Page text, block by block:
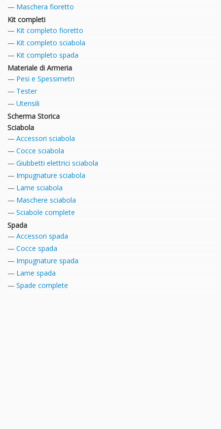
Maschera fioretto
Kit completi
Kit completo fioretto
Kit completo sciabola
Kit completo spada
Materiale di Armeria
Pesi e Spessimetri
Tester
Utensili
Scherma Storica
Sciabola
Accessori sciabola
Cocce sciabola
Giubbetti elettrici sciabola
Impugnature sciabola
Lame sciabola
Maschere sciabola
Sciabole complete
Spada
Accessori spada
Cocce spada
Impugnature spada
Lame spada
Spade complete